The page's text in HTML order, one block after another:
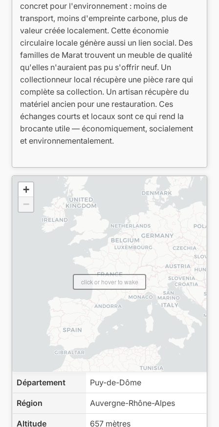
concret pour l'environnement : moins de
transport, moins d'empreinte carbone, plus de
valeur créée localement. Cette économie
circulaire locale génère aussi un lien social. Des
familles de Marat trouvent un meuble de qualité
qu'elles n'auraient pas pu s'offrir neuf. Un
collectionneur local récupère une pièce rare qui
complète sa collection. Un artisan récupère du
matériel ancien pour une restauration. Ces
échanges courts et locaux sont ce qui rend la
brocante utile — économiquement, socialement
et environnementalement.
+
−
click or hover to wake
Département Puy-de-Dôme
Région Auvergne-Rhône-Alpes
Altitude 657 mètres